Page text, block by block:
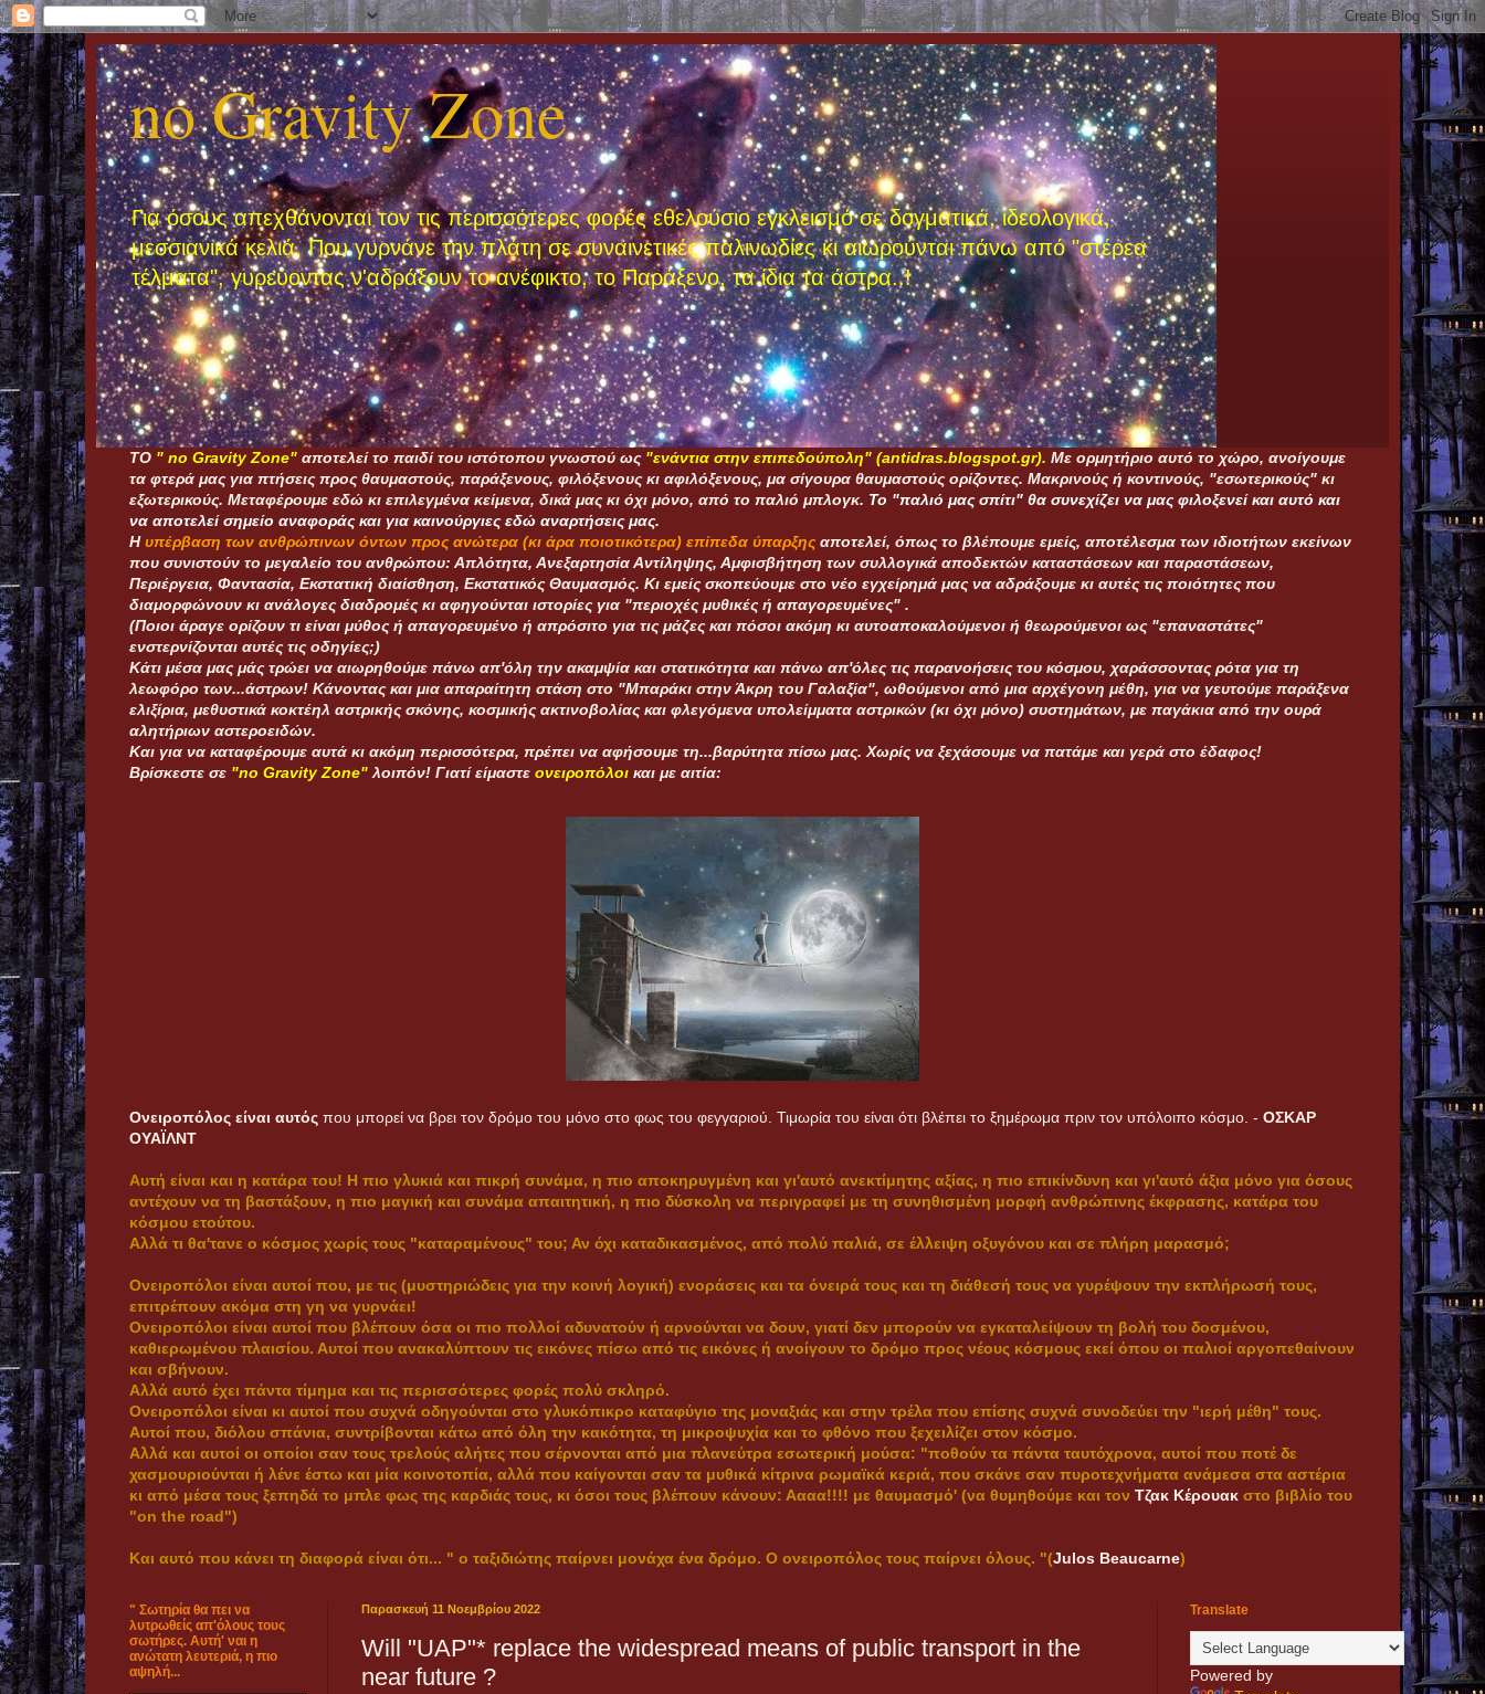
no Gravity Zone
Για όσους απεχθάνονται τον τις περισσότερες φορές εθελούσιο εγκλεισμό σε δογματικά, ιδεολογικά,
μεσσιανικά κελιά. Που γυρνάνε την πλάτη σε συναινετικές παλινωδίες κι αιωρούνται πάνω από "στέρεα
τέλματα", γυρεύοντας ν'αδράξουν το ανέφικτο, το Παράξενο, τα ίδια τα άστρα..!
ΤΟ " nο Gravity Zone" αποτελεί το παιδί του ιστότοπου γνωστού ως "ενάντια στην επιπεδούπολη" (antidras.blogspot.gr). Με ορμητήριο αυτό το χώρο, ανοίγουμε
τα φτερά μας για πτήσεις προς θαυμαστούς, παράξενους, φιλόξενους κι αφιλόξενους, μα σίγουρα θαυμαστούς ορίζοντες. Μακρινούς ή κοντινούς, "εσωτερικούς" κι
εξωτερικούς. Μεταφέρουμε εδώ κι επιλεγμένα κείμενα, δικά μας κι όχι μόνο, από το παλιό μπλογκ. Το "παλιό μας σπίτι" θα συνεχίζει να μας φιλοξενεί και αυτό και
να αποτελεί σημείο αναφοράς και για καινούργιες εδώ αναρτήσεις μας.
Ηυπέρβαση των ανθρώπινων όντων προς ανώτερα (κι άρα ποιοτικότερα) επίπεδα ύπαρξης αποτελεί, όπως το βλέπουμε εμείς, αποτέλεσμα των ιδιοτήτων εκείνων
που συνιστούν το μεγαλείο του ανθρώπου: Απλότητα, Ανεξαρτησία Αντίληψης, Αμφισβήτηση των συλλογικά αποδεκτών καταστάσεων και παραστάσεων,
Περιέργεια, Φαντασία, Εκστατική διαίσθηση, Εκστατικός Θαυμασμός. Κι εμείς σκοπεύουμε στο νέο εγχείρημά μας να αδράξουμε κι αυτές τις ποιότητες που
διαμορφώνουν κι ανάλογες διαδρομές κι αφηγούνται ιστορίες για "περιοχές μυθικές ή απαγορευμένες" .
(Ποιοι άραγε ορίζουν τι είναι μύθος ή απαγορευμένο ή απρόσιτο για τις μάζες και πόσοι ακόμη κι αυτοαποκαλούμενοι ή θεωρούμενοι ως "επαναστάτες"
ενστερνίζονται αυτές τις οδηγίες;)
Κάτι μέσα μας μάς τρώει να αιωρηθούμε πάνω απ'όλη την ακαμψία και στατικότητα και πάνω απ'όλες τις παρανοήσεις του κόσμου, χαράσσοντας ρότα για τη
λεωφόρο των...άστρων! Κάνοντας και μια απαραίτητη στάση στο "Μπαράκι στην Άκρη του Γαλαξία", ωθούμενοι από μια αρχέγονη μέθη, για να γευτούμε παράξενα
ελιξίρια, μεθυστικά κοκτέηλ αστρικής σκόνης, κοσμικής ακτινοβολίας και φλεγόμενα υπολείμματα αστρικών (κι όχι μόνο) συστημάτων, με παγάκια από την ουρά
αλητήριων αστεροειδών.
Και για να καταφέρουμε αυτά κι ακόμη περισσότερα, πρέπει να αφήσουμε τη...βαρύτητα πίσω μας. Χωρίς να ξεχάσουμε να πατάμε και γερά στο έδαφος!
Bρίσκεστε σε "no Gravity Zone" λοιπόν! Γιατί είμαστε ονειροπόλοι και με αιτία:
Ονειροπόλος είναι αυτός που μπορεί να βρει τον δρόμο του μόνο στο φως του φεγγαριού. Τιμωρία του είναι ότι βλέπει το ξημέρωμα πριν τον υπόλοιπο κόσμο. - ΟΣΚΑΡ
ΟΥΑΪΛΝΤ
Αυτή είναι και η κατάρα του! Η πιο γλυκιά και πικρή συνάμα, η πιο αποκηρυγμένη και γι'αυτό ανεκτίμητης αξίας, η πιο επικίνδυνη και γι'αυτό άξια μόνο για όσους
αντέχουν να τη βαστάξουν, η πιο μαγική και συνάμα απαιτητική, η πιο δύσκολη να περιγραφεί με τη συνηθισμένη μορφή ανθρώπινης έκφρασης, κατάρα του
κόσμου ετούτου.
Αλλά τι θα'τανε ο κόσμος χωρίς τους "καταραμένους" του; Αν όχι καταδικασμένος, από πολύ παλιά, σε έλλειψη οξυγόνου και σε πλήρη μαρασμό;
Ονειροπόλοι είναι αυτοί που, με τις (μυστηριώδεις για την κοινή λογική) ενοράσεις και τα όνειρά τους και τη διάθεσή τους να γυρέψουν την εκπλήρωσή τους,
επιτρέπουν ακόμα στη γη να γυρνάει!
Oνειροπόλοι είναι αυτοί που βλέπουν όσα οι πιο πολλοί αδυνατούν ή αρνούνται να δουν, γιατί δεν μπορούν να εγκαταλείψουν τη βολή του δοσμένου,
καθιερωμένου πλαισίου. Αυτοί που ανακαλύπτουν τις εικόνες πίσω από τις εικόνες ή ανοίγουν το δρόμο προς νέους κόσμους εκεί όπου οι παλιοί αργοπεθαίνουν
και σβήνουν.
Αλλά αυτό έχει πάντα τίμημα και τις περισσότερες φορές πολύ σκληρό.
Ονειροπόλοι είναι κι αυτοί που συχνά οδηγούνται στο γλυκόπικρο καταφύγιο της μοναξιάς και στην τρέλα που επίσης συχνά συνοδεύει την "ιερή μέθη" τους.
Αυτοί που, διόλου σπάνια, συντρίβονται κάτω από όλη την κακότητα, τη μικροψυχία και το φθόνο που ξεχειλίζει στον κόσμο.
Αλλά και αυτοί οι οποίοι σαν τους τρελούς αλήτες που σέρνονται από μια πλανεύτρα εσωτερική μούσα: "ποθούν τα πάντα ταυτόχρονα, αυτοί που ποτέ δε
χασμουριούνται ή λένε έστω και μία κοινοτοπία, αλλά που καίγονται σαν τα μυθικά κίτρινα ρωμαϊκά κεριά, που σκάνε σαν πυροτεχνήματα ανάμεσα στα αστέρια
κι από μέσα τους ξεπηδά το μπλε φως της καρδιάς τους, κι όσοι τους βλέπουν κάνουν: Αααα!!!! με θαυμασμό' (να θυμηθούμε και τον Τζακ Κέρουακ στο βιβλίο του
"on the road")
Και αυτό που κάνει τη διαφορά είναι ότι... " ο ταξιδιώτης παίρνει μονάχα ένα δρόμο. Ο ονειροπόλος τους παίρνει όλους. "(Julos Beaucarne)
Παρασκευή 11 Νοεμβρίου 2022
Will "UAP"* replace the widespread means of public transport in the
near future ?
" Σωτηρία θα πει να
λυτρωθείς απ'όλους τους
σωτήρες. Αυτή' ναι η
ανώτατη λευτεριά, η πιο
αψηλή...
Translate
Powered by